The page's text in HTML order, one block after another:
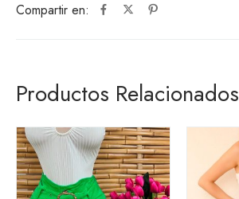
Compartir en:
Productos Relacionados